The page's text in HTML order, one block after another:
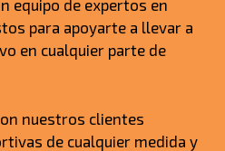
equipo de expertos en
para apoyarte a llevar a
en cualquier parte de
nuestros clientes
de cualquier medida y